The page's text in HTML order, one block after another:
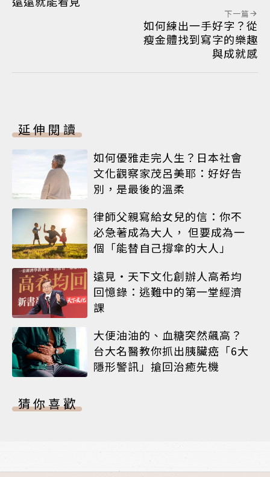
下一篇
如何練出一手好字？從
瘦金體找到寫字的樂趣
與成就感
延伸閱讀
如何優雅走完人生？日本社會
文化觀察家茂呂美耶：好好告
別，是最後的溫柔
律師父親寫給女兒的信：你不
必急著成為大人， 但要成為一
個「能替自己撐傘的大人」
遠見‧天下文化創辦人高希均
回憶錄：逃難中的第一堂經濟
課
大便油油的、血糖突然飆高？
台大名醫教你抓出胰臟癌「6大
隱形警訊」搶回治癒先機
猜你喜歡